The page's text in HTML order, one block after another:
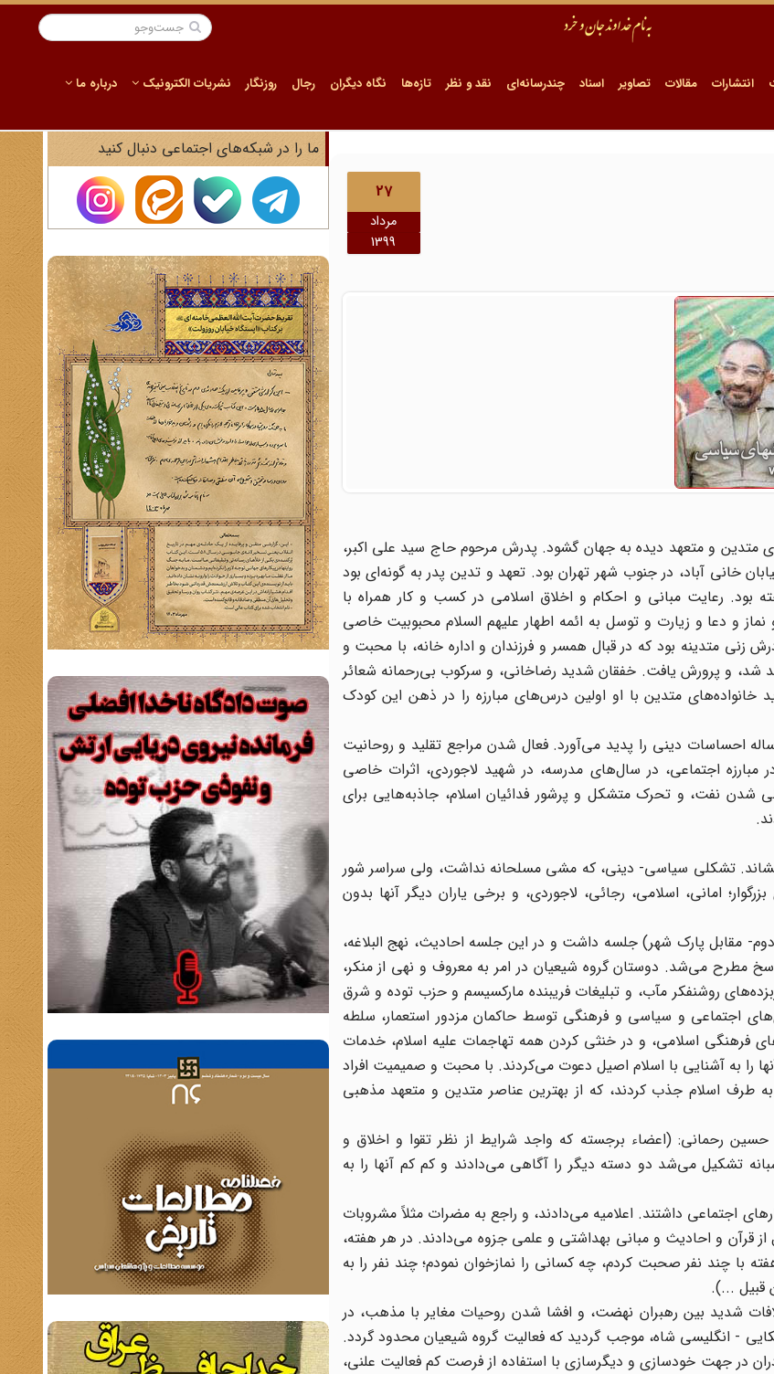
انتشارات مقالات تصاویر اسناد چندرسانه‌ای نقد و نظر تازه‌ها نگاه دیگران رجال روزنگار نشریات الکترونیک درباره ما
27
مرداد
1399
شهر تهران، در خانواده‌ای متدین و متعهد دیده به جهان گشود. پدرش مرحوم حاج سید علی اکبر،
خانی آباد، در جنوب شهر تهران بود. تعهد و تدین پدر به گونه‌ای بود
بود. رعایت مبانی و احکام و اخلاق اسلامی در کسب و کار همراه با
و دعا و زیارت و توسل به ائمه اطهار علیهم السلام محبوبیت خاصی
متدینه بود که در قبال همسر و فرزندان و اداره خانه، با محبت و
شد، و پرورش یافت. خفقان شدید رضاخانی، و سرکوب بی‌رحمانه شعائر
متدین با او اولین درس‌های مبارزه را در ذهن این کودک
رضاخان، در شهریور 1320، و موج شادی مردمی، در این پسر 6 ساله احساسات دینی را پدید می‌آورد. فعال شدن مراجع تقلید و روحانیت
اجتماعی، در سال‌های مدرسه، در شهید لاجوردی، اثرات خاصی
نفت، و تحرک متشکل و پرشور فدائیان اسلام، جاذبه‌هایی برای
کشاند. تشکلی سیاسی- دینی، که مشی مسلحانه نداشت، ولی سراسر شور
امانی، اسلامی، رجائی، لاجوردی، و برخی یاران دیگر آنها بدون
مقابل پارک شهر) جلسه داشت و در این جلسه احادیث، نهج البلاغه،
مطرح می‌شد. دوستان گروه شیعیان در امر به معروف و نهی از منکر،
روشنفکر مآب، و تبلیغات فریبنده مارکسیسم و حزب توده و شرق
اجتماعی و سیاسی و فرهنگی توسط حاکمان مزدور استعمار، سلطه
فرهنگی اسلامی، و در خنثی کردن همه تهاجمات علیه اسلام، خدمات
را به آشنایی با اسلام اصیل دعوت می‌کردند. با محبت و صمیمیت افراد
طرف اسلام جذب کردند، که از بهترین عناصر متدین و متعهد مذهبی
رحمانی: (اعضاء برجسته که واجد شرایط از نظر تقوا و اخلاق و
تشکیل می‌شد دو دسته دیگر را آگاهی می‌دادند و کم کم آنها را به
اجتماعی داشتند. اعلامیه می‌دادند، و راجع به مضرات مثلاً مشروبات
از قرآن و احادیث و مبانی بهداشتی و علمی جزوه می‌دادند. در هر هفته،
با چند نفر صحبت کردم، چه کسانی را نمازخوان نمودم؛ چند نفر را به
قبیل ...).
و اختلافات شدید بین رهبران نهضت، و افشا شدن روحیات مغایر با مذهب، در
- انگلیسی شاه، موجب گردید که فعالیت گروه شیعیان محدود گردد.
در جهت خودسازی و دیگرسازی با استفاده از فرصت کم فعالیت علنی،
ما را در شبکه‌های اجتماعی دنبال کنید